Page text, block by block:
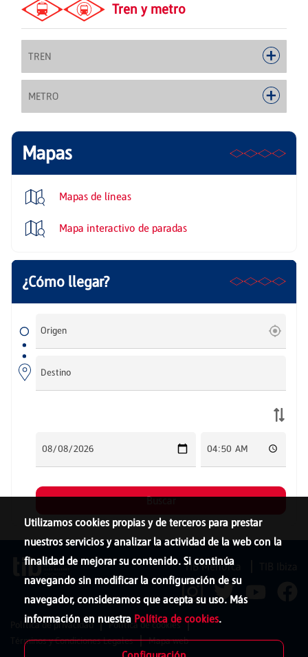
Tren y metro
TREN
METRO
Mapas
Mapas de líneas
Mapa interactivo de paradas
Utilizamos cookies propias y de terceros para prestar
nuestros servicios y analizar la actividad de la web con la
finalidad de mejorar su contenido. Si continúa
navegando sin modificar la configuración de su
navegador, consideramos que acepta su uso. Más
información en nuestra Política de cookies.
TIB Menorca
Política de privacidad
Política de cookies
Términos y Condiciones Legales
Mapa web